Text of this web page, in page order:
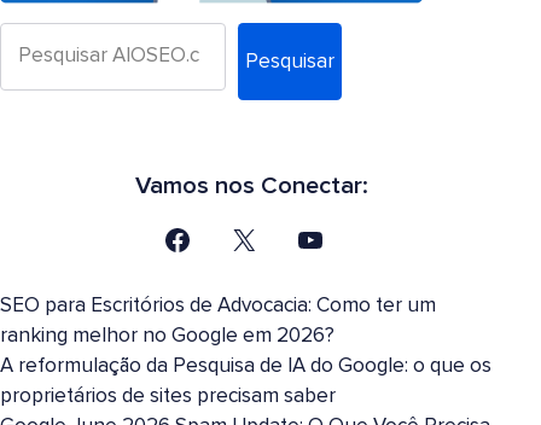
Pesquisar
Vamos nos Conectar:
SEO para Escritórios de Advocacia: Como ter um
ranking melhor no Google em 2026?
A reformulação da Pesquisa de IA do Google: o que os
proprietários de sites precisam saber